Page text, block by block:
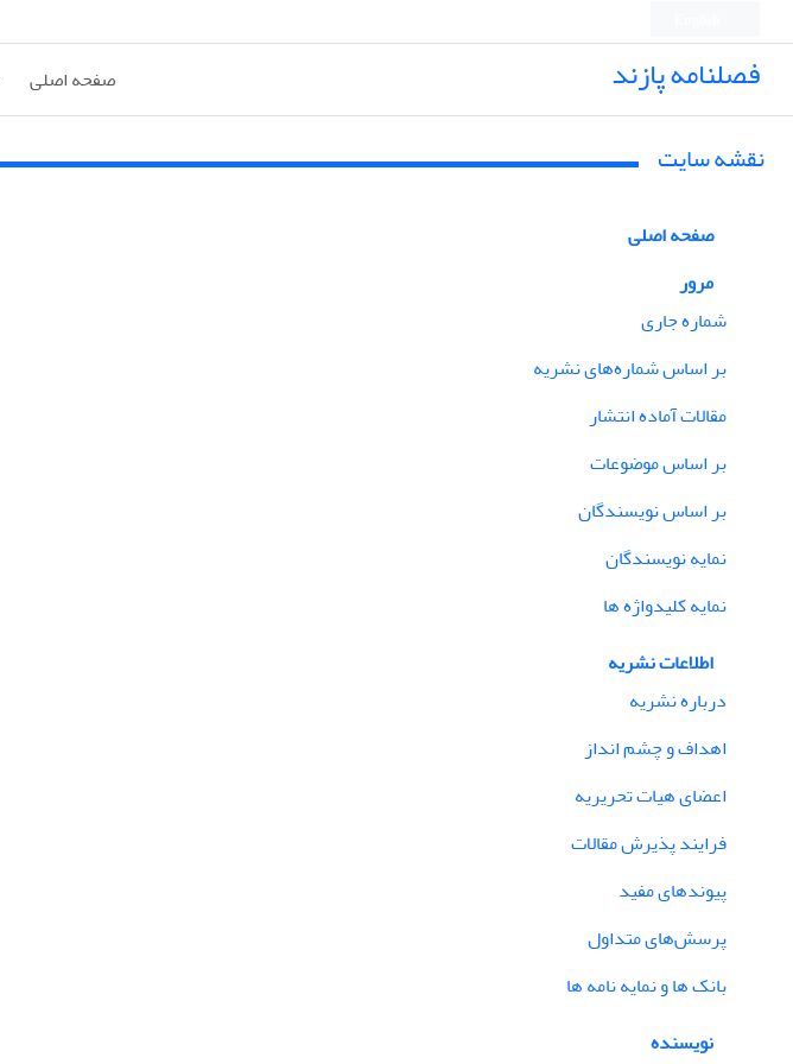
فصلنامه پازند صفحه اصلی
نقشه سایت
صفحه اصلی
مرور
شماره جاری
بر اساس شماره‌های نشریه
مقالات آماده انتشار
بر اساس موضوعات
بر اساس نویسندگان
نمایه نویسندگان
نمایه کلیدواژه ها
اطلاعات نشریه
درباره نشریه
اهداف و چشم انداز
اعضای هیات تحریریه
فرایند پذیرش مقالات
پیوندهای مفید
پرسش‌های متداول
بانک ها و نمایه نامه ها
نویسنده